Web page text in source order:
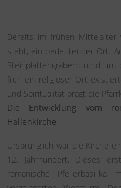
Bereits im frühen Mittelalter
steht, ein bedeutender Ort.
Steinplattengräbern rund
früh ein religiöser Ort
und Spiritualität prägt die
Die Entwicklung vom
Hallenkirche
Ursprünglich war die Kirche
12. Jahrhundert. Dieses
romanische